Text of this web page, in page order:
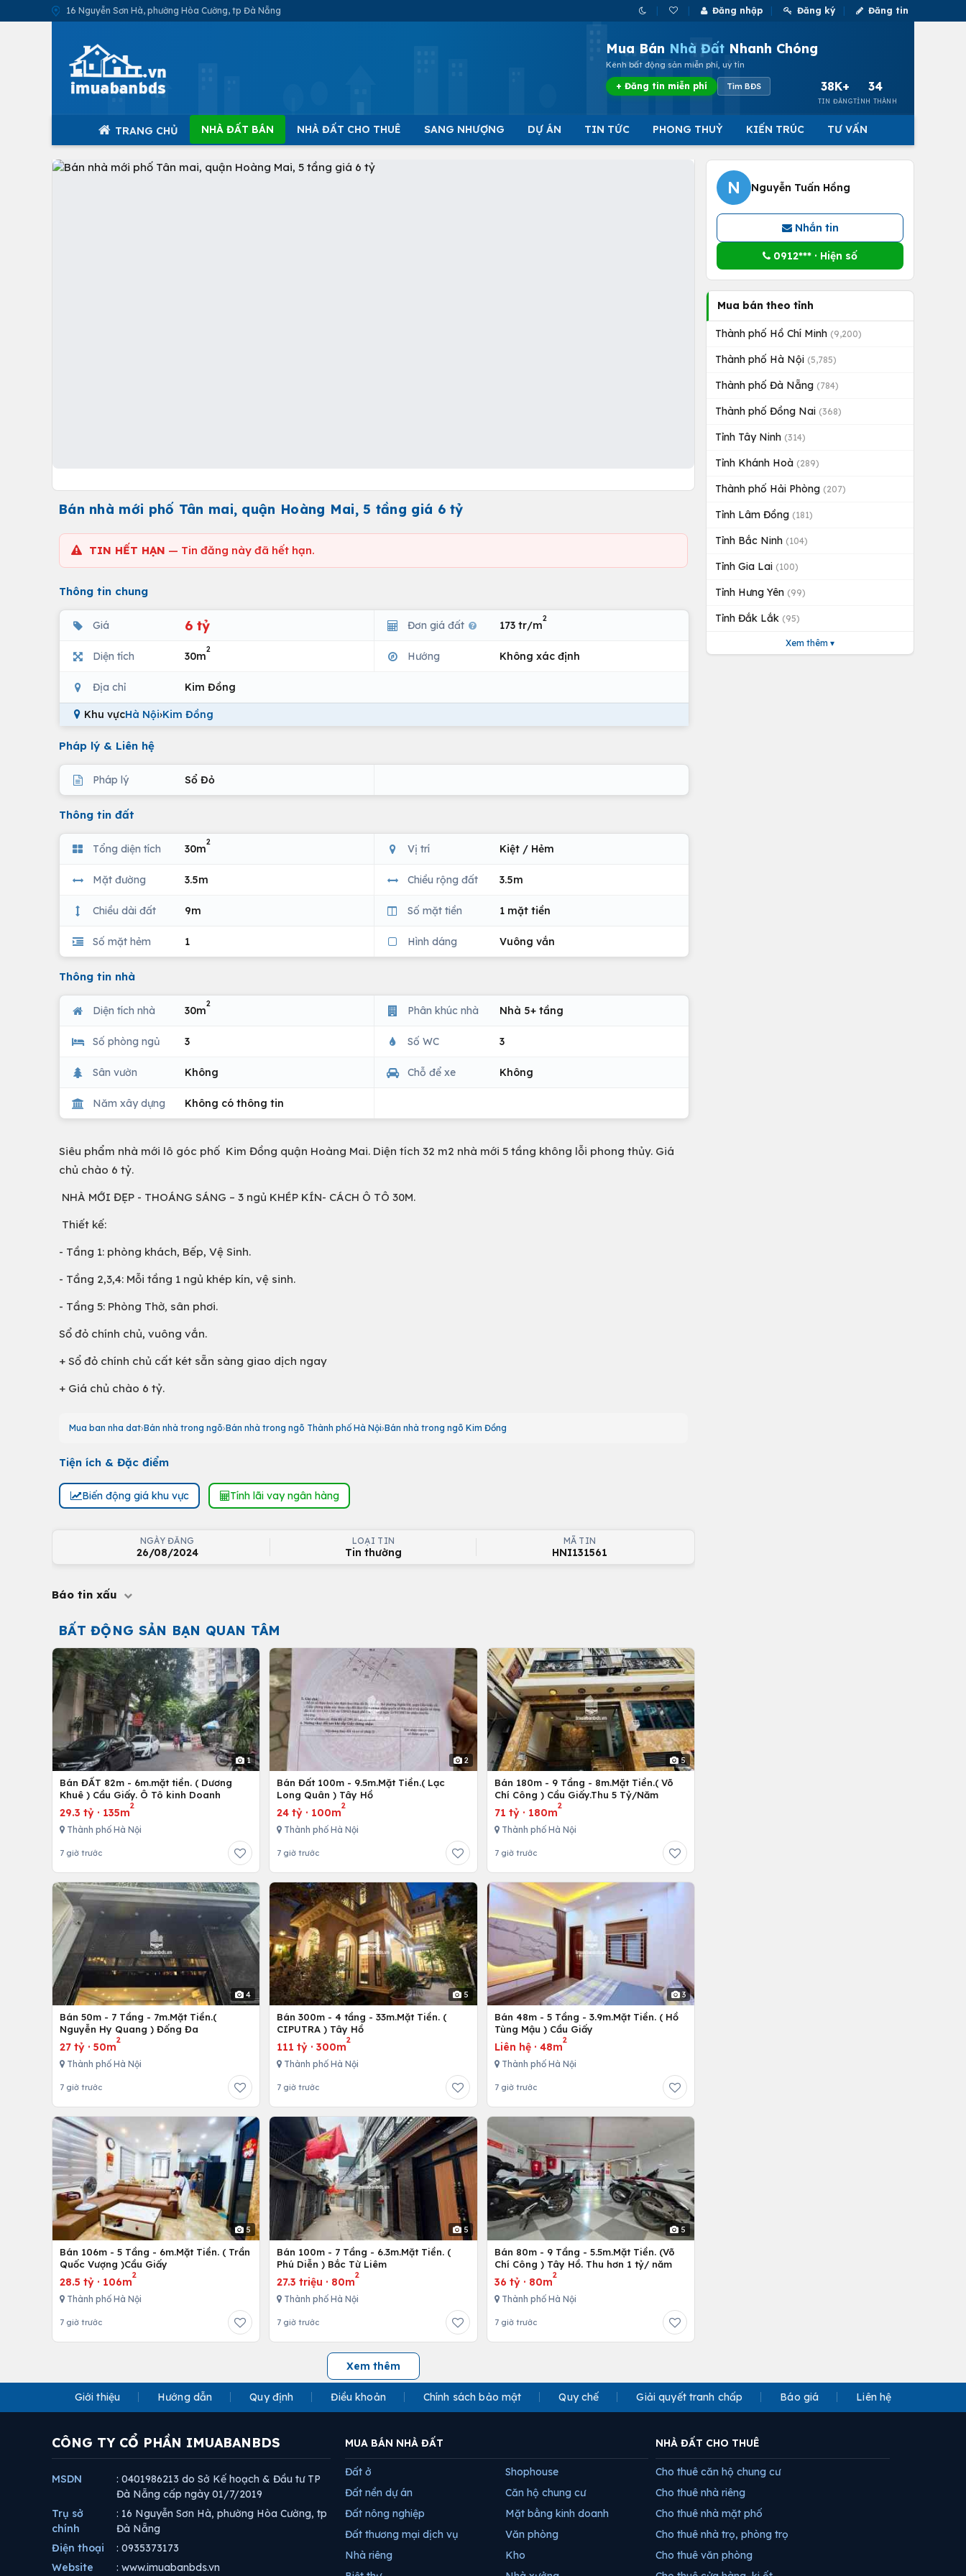
16 Nguyễn Sơn Hà, phường Hòa Cường, tp Đà Nẵng Đăng nhập Đăng ký Đăng tin
Mua Bán Nhà Đất Nhanh Chóng
Kênh bất động sản miễn phí, uy tín
+ Đăng tin miễn phí Tìm BĐS 38K+
TIN ĐĂNG
34
TỈNH THÀNH
TRANG CHỦ NHÀ ĐẤT BÁN NHÀ ĐẤT CHO THUÊ SANG NHƯỢNG DỰ ÁN TIN TỨC PHONG THUỶ KIẾN TRÚC TƯ VẤN
Bán nhà mới phố Tân mai, quận Hoàng Mai, 5 tầng giá 6 tỷ
TIN HẾT HẠN — Tin đăng này đã hết hạn.
Thông tin chung
Giá 6 tỷ Đơn giá đất 173 tr/m
2
Diện tích 30m
2
Hướng Không xác định
Địa chỉ Kim Đồng
Khu vựcHà Nội›Kim Đồng
Pháp lý & Liên hệ
Pháp lý Sổ Đỏ
Thông tin đất
Tổng diện tích 30m
2
Vị trí Kiệt / Hẻm
Mặt đường 3.5m Chiều rộng đất 3.5m
Chiều dài đất 9m Số mặt tiền 1 mặt tiền
Số mặt hẻm 1 Hình dáng Vuông vắn
Thông tin nhà
Diện tích nhà 30m
2
Phân khúc nhà Nhà 5+ tầng
Số phòng ngủ 3 Số WC 3
Sân vườn Không Chỗ để xe Không
Năm xây dựng Không có thông tin
Siêu phẩm nhà mới lô góc phố Kim Đồng quận Hoàng Mai. Diện tích 32 m2 nhà mới 5 tầng không lỗi phong thủy. Giá
chủ chào 6 tỷ.
NHÀ MỚI ĐẸP - THOÁNG SÁNG – 3 ngủ KHÉP KÍN- CÁCH Ô TÔ 30M.
Thiết kế:
- Tầng 1: phòng khách, Bếp, Vệ Sinh.
- Tầng 2,3,4: Mỗi tầng 1 ngủ khép kín, vệ sinh.
- Tầng 5: Phòng Thờ, sân phơi.
Sổ đỏ chính chủ, vuông vắn.
+ Sổ đỏ chính chủ cất két sẵn sàng giao dịch ngay
+ Giá chủ chào 6 tỷ.
Mua ban nha dat Bán nhà trong ngõ Bán nhà trong ngõ Thành phố Hà Nội Bán nhà trong ngõ Kim Đồng
Tiện ích & Đặc điểm
Biến động giá khu vực Tính lãi vay ngân hàng
NGÀY ĐĂNG
26/08/2024
LOẠI TIN
Tin thường
MÃ TIN
HNI131561
Báo tin xấu
BẤT ĐỘNG SẢN BẠN QUAN TÂM
1
Bán ĐẤT 82m - 6m.mặt tiền. ( Dương
Khuê ) Cầu Giấy. Ô Tô kinh Doanh
29.3 tỷ · 135m
2
Thành phố Hà Nội
7 giờ trước
2
Bán Đất 100m - 9.5m.Mặt Tiền.( Lạc
Long Quân ) Tây Hồ
24 tỷ · 100m
2
Thành phố Hà Nội
7 giờ trước
5
Bán 180m - 9 Tầng - 8m.Mặt Tiền.( Võ
Chí Công ) Cầu Giấy.Thu 5 Tỷ/Năm
71 tỷ· 180m
2
Thành phố Hà Nội
7 giờ trước
4
Bán 50m - 7 Tầng - 7m.Mặt Tiền.(
Nguyễn Hy Quang ) Đống Đa
27 tỷ · 50m
2
Thành phố Hà Nội
7 giờ trước
5
Bán 300m - 4 tầng - 33m.Mặt Tiền. (
CIPUTRA ) Tây Hồ
111 tỷ ·300m
2
Thành phố Hà Nội
7 giờ trước
3
Bán 48m - 5 Tầng - 3.9m.Mặt Tiền. ( Hồ
Tùng Mậu ) Cầu Giấy
Liên hệ· 48m
2
Thành phố Hà Nội
7 giờ trước
5
Bán 106m - 5 Tầng - 6m.Mặt Tiền. ( Trần
Quốc Vượng )Cầu Giấy
28.5 tỷ · 106m
2
Thành phố Hà Nội
7 giờ trước
5
Bán 100m - 7 Tầng - 6.3m.Mặt Tiền. (
Phú Diễn ) Bắc Từ Liêm
27.3 triệu · 80m
2
Thành phố Hà Nội
7 giờ trước
5
Bán 80m - 9 Tầng - 5.5m.Mặt Tiền. (Võ
Chí Công ) Tây Hồ. Thu hơn 1 tỷ/ năm
36 tỷ· 80m
2
Thành phố Hà Nội
7 giờ trước
Xem thêm
N Nguyễn Tuấn Hồng
Nhắn tin
0912*** · Hiện số
Mua bán theo tỉnh
Thành phố Hồ Chí Minh (9,200)
Thành phố Hà Nội (5,785)
Thành phố Đà Nẵng (784)
Thành phố Đồng Nai (368)
Tỉnh Tây Ninh (314)
Tỉnh Khánh Hoà (289)
Thành phố Hải Phòng (207)
Tỉnh Lâm Đồng (181)
Tỉnh Bắc Ninh (104)
Tỉnh Gia Lai (100)
Tỉnh Hưng Yên (99)
Tỉnh Đắk Lắk (95)
Xem thêm ▾
Giới thiệu Hướng dẫn Quy định Điều khoản Chính sách bảo mật Quy chế Giải quyết tranh chấp Báo giá Liên hệ
CÔNG TY CỔ PHẦN IMUABANBDS
MSDN
: 0401986213 do Sở Kế hoạch & Đầu tư TP
Đà Nẵng cấp ngày 01/7/2019
Trụ sở
chính
: 16 Nguyễn Sơn Hà, phường Hòa Cường, tp
Đà Nẵng
Điện thoại
: 0935373173
Website
: www.imuabanbds.vn
MUA BÁN NHÀ ĐẤT
Đất ở
Đất nền dự án
Đất nông nghiệp
Đất thương mại dịch vụ
Nhà riêng
Shophouse
Căn hộ chung cư
Mặt bằng kinh doanh
Văn phòng
Kho
NHÀ ĐẤT CHO THUÊ
Cho thuê căn hộ chung cư
Cho thuê nhà riêng
Cho thuê nhà mặt phố
Cho thuê nhà trọ, phòng trọ
Cho thuê văn phòng